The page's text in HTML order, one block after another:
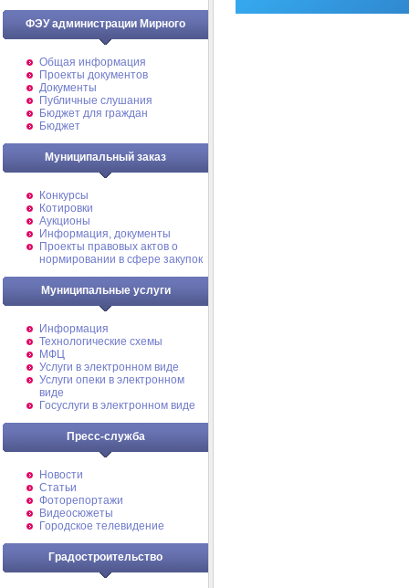
ФЭУ администрации Мирного
Общая информация
Проекты документов
Документы
Публичные слушания
Бюджет для граждан
Бюджет
Муниципальный заказ
Конкурсы
Котировки
Аукционы
Информация, документы
Проекты правовых актов о
нормировании в сфере закупок
Муниципальные услуги
Информация
Технологические схемы
МФЦ
Услуги в электронном виде
Услуги опеки в электронном
виде
Госуслуги в электронном виде
Пресс-служба
Новости
Статьи
Фоторепортажи
Видеосюжеты
Городское телевидение
Градостроительство